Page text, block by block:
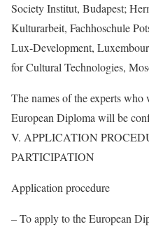
Society Institut, Budapest;
Kulturarbeit, Fachhoschule
Lux-Development,
for Cultural Technologies,
The names of the experts
European Diploma will be
V. APPLICATION
PARTICIPATION
Application procedure
– To apply to the European